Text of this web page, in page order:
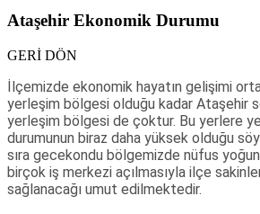
Millî Birlik
kapsamında
anma
programının
takvimini
açıkladı. "İrade
Bizim, Vatan
Bizim"
temasıyla
gerçekleştirilecek
Ataşehir Ekonomik Durumu
GERİ DÖN
İlçemizde ekonomik hayatın gelişimi
yerleşim bölgesi olduğu kadar Ataşehir
yerleşim bölgesi de çoktur. Bu yerlere
durumunun biraz daha yüksek olduğu
sıra gecekondu bölgemizde nüfus
birçok iş merkezi açılmasıyla ilçe
sağlanacağı umut edilmektedir.